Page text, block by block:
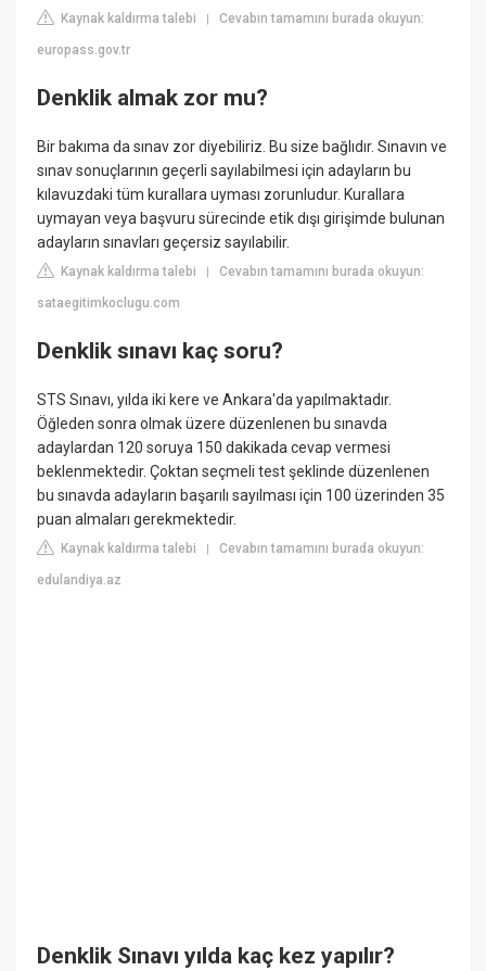
Kaynak kaldırma talebi |Cevabın tamamını burada okuyun:
europass.gov.tr
Denklik almak zor mu?
Bir bakıma da sınav zor diyebiliriz. Bu size bağlıdır. Sınavın ve
sınav sonuçlarının geçerli sayılabilmesi için adayların bu
kılavuzdaki tüm kurallara uyması zorunludur. Kurallara
uymayan veya başvuru sürecinde etik dışı girişimde bulunan
adayların sınavları geçersiz sayılabilir.
Kaynak kaldırma talebi |Cevabın tamamını burada okuyun:
sataegitimkoclugu.com
Denklik sınavı kaç soru?
STS Sınavı, yılda iki kere ve Ankara'da yapılmaktadır.
Öğleden sonra olmak üzere düzenlenen bu sınavda
adaylardan 120 soruya 150 dakikada cevap vermesi
beklenmektedir. Çoktan seçmeli test şeklinde düzenlenen
bu sınavda adayların başarılı sayılması için 100 üzerinden 35
puan almaları gerekmektedir.
Kaynak kaldırma talebi |Cevabın tamamını burada okuyun:
edulandiya.az
Denklik Sınavı yılda kaç kez yapılır?